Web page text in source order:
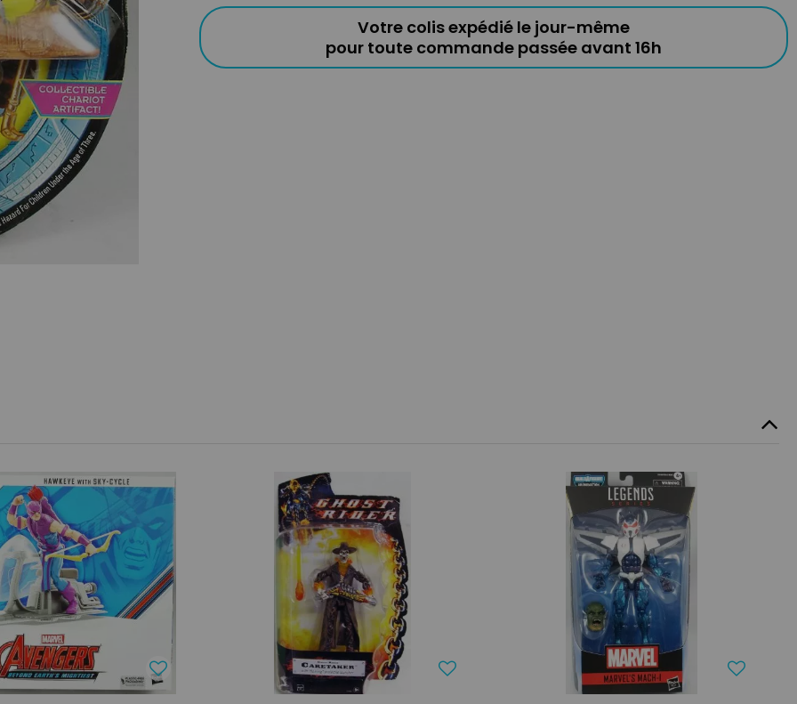
Votre colis expédié le jour-même
pour toute commande passée avant 16h